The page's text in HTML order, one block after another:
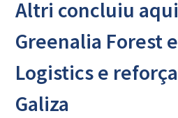
Altri concluiu
Greenalia Forest
Logistics e
Galiza